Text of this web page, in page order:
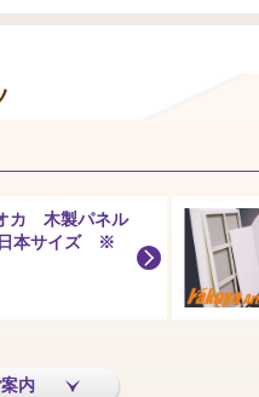
カ 木製パネル
本サイズ ※
内